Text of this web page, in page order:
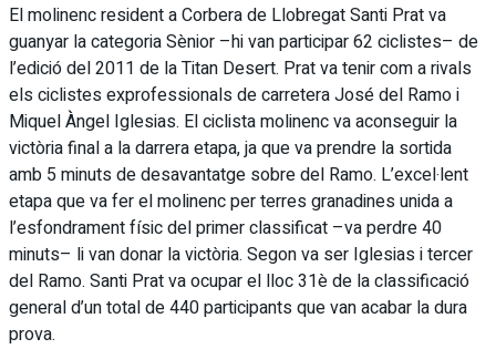
El molinenc resident a Corbera de Llobregat Santi Prat va
guanyar la categoria Sènior –hi van participar 62 ciclistes– de
l’edició del 2011 de la Titan Desert. Prat va tenir com a rivals
els ciclistes exprofessionals de carretera José del Ramo i
Miquel Àngel Iglesias. El ciclista molinenc va aconseguir la
victòria final a la darrera etapa, ja que va prendre la sortida
amb 5 minuts de desavantatge sobre del Ramo. L’excel·lent
etapa que va fer el molinenc per terres granadines unida a
l’esfondrament físic del primer classificat –va perdre 40
minuts– li van donar la victòria. Segon va ser Iglesias i tercer
del Ramo. Santi Prat va ocupar el lloc 31è de la classificació
general d’un total de 440 participants que van acabar la dura
prova.